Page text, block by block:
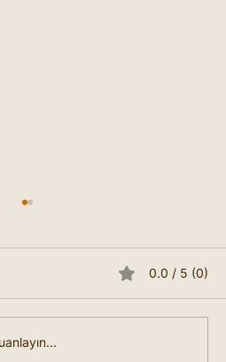
El Üzerinde
doğuştan suç
0.0 / 5 (0)